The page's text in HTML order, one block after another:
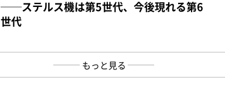
──ステルス機は第5世代、今後現れる第6
世代
もっと見る